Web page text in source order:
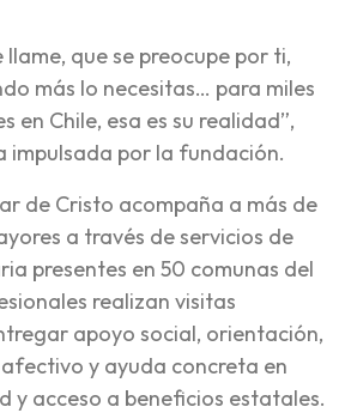
llame, que se preocupe por ti,
más lo necesitas… para miles
en Chile, esa es su realidad”,
impulsada por la fundación.
de Cristo acompaña a más de
a través de servicios de
presentes en 50 comunas del
realizan visitas
apoyo social, orientación,
y ayuda concreta en
y acceso a beneficios estatales.